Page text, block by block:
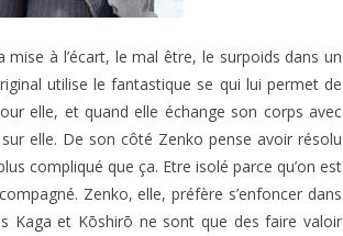
à l’écart, le mal être, le surpoids dans un
utilise le fantastique se qui lui permet de
elle, et quand elle échange son corps avec
elle. De son côté Zenko pense avoir résolu
compliqué que ça. Etre isolé parce qu’on est
Zenko, elle, préfère s’enfoncer dans
Kaga et Kōshirō ne sont que des faire valoir